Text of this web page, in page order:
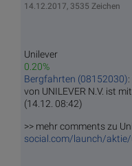
14.12.2017, 3535 Zeichen
Unilever
0.20%
Bergfahrten (08152030)
von UNILEVER N.V. ist
(14.12. 08:42)
>> mehr comments zu
social.com/launch/aktie/